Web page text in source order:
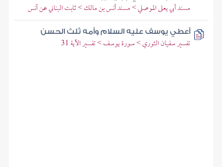
مسند أبي يعلى الموصلي > مسند أنس بن مالك > ثابت البناني عن أنس
أعطي يوسف عليه السلام وأمه ثلث الحسن
تفسير سفيان الثوري > سورة يوسف > تفسير الآية 31